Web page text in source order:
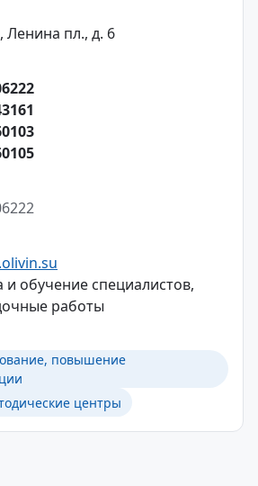
Ленина пл., д. 6
и обучение специалистов,
работы
повышение
центры